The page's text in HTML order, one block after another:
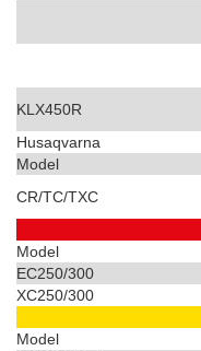
KLX450R
Husaqvarna
Model
CR/TC/TXC
Model
EC250/300
XC250/300
Model